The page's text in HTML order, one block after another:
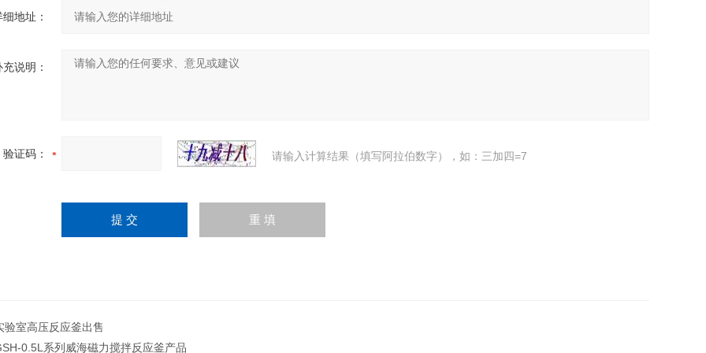
细地址：
充说明：
验证码： 请输入计算结果（填写阿拉伯数字），如：三加四=7
验室高压反应釜出售
0.5L系列威海磁力搅拌反应釜产品